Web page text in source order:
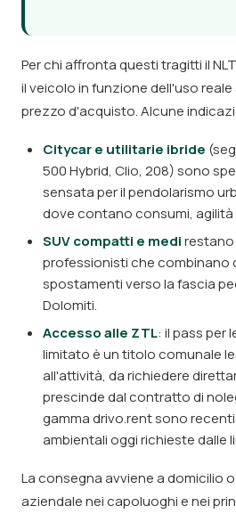
Per chi affronta questi tragitti il
il veicolo in funzione dell'uso
prezzo d'acquisto. Alcune
Citycar e utilitarie ibride
500 Hybrid, Clio, 208) sono
sensata per il pendolarismo
dove contano consumi, agilità
SUV compatti e medirestano
professionisti che combinano
spostamenti verso la fascia
Dolomiti.
Accesso alle ZTL: il pass per
limitato è un titolo comunale
all'attività, da richiedere
prescinde dal contratto di
gamma drivo.rent sono
ambientali oggi richieste dalle
La consegna avviene a domicilio
aziendale nei capoluoghi e nei